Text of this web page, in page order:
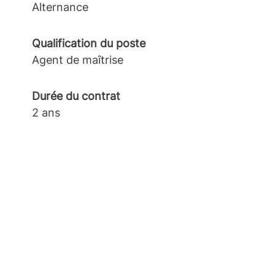
Alternance
Qualification du poste
Agent de maîtrise
Durée du contrat
2 ans